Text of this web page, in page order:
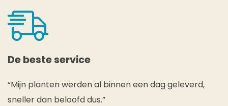
De beste service
“Mijn planten werden al binnen een dag geleverd,
sneller dan beloofd dus.”